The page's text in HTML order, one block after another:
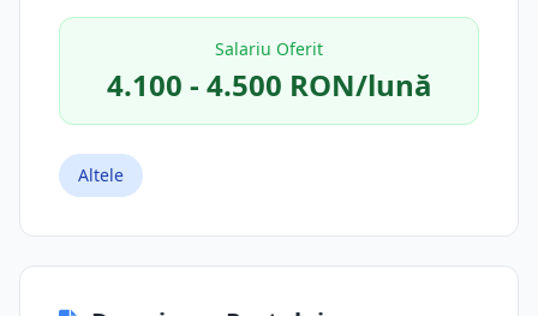
Salariu Oferit
4.100 - 4.500 RON/lună
Altele